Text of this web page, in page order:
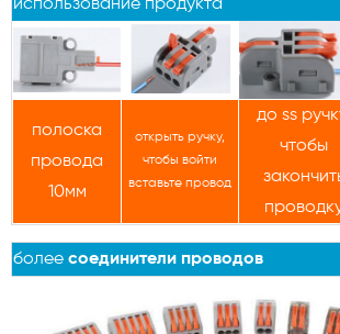
использование продукта
полоска
провода
10мм
открыть ручку,
чтобы войти
вставьте провод
до ss
чтобы
более соединители проводов